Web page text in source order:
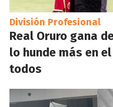
División Profesional
Real Oruro gana
lo hunde más en
todos